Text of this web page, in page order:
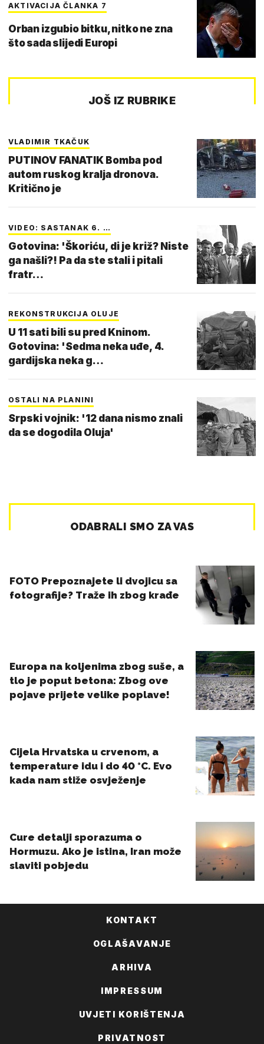
AKTIVACIJA ČLANKA 7
Orban izgubio bitku, nitko ne zna
što sada slijedi Europi
JOŠ IZ RUBRIKE
VLADIMIR TKAČUK
PUTINOV FANATIK Bomba pod
autom ruskog kralja dronova.
Kritično je
VIDEO: SASTANAK 6. …
Gotovina: 'Škoriću, di je križ? Niste
ga našli?! Pa da ste stali i pitali
fratr…
REKONSTRUKCIJA OLUJE
U 11 sati bili su pred Kninom.
Gotovina: 'Sedma neka uđe, 4.
gardijska neka g…
OSTALI NA PLANINI
Srpski vojnik: '12 dana nismo znali
da se dogodila Oluja'
KONTAKT
OGLAŠAVANJE
ARHIVA
IMPRESSUM
UVJETI KORIŠTENJA
PRIVATNOST